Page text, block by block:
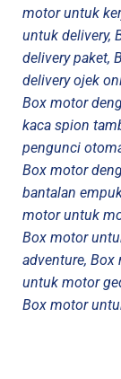
motor untuk
untuk delivery,
delivery paket,
delivery ojek
Box motor
kaca spion
pengunci
Box motor
bantalan
motor untuk
Box motor
adventure,
untuk motor
Box motor